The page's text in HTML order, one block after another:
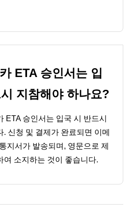
ETA 승인서는 입
지참해야 하나요?
ETA 승인서는 입국 시 반드시
. 신청 및 결제가 완료되면 이메
지서가 발송되며, 영문으로 제
여 소지하는 것이 좋습니다.